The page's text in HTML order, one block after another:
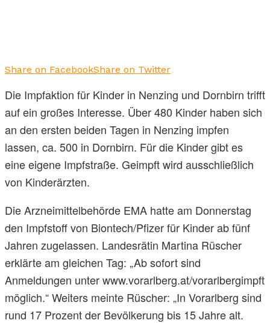
Share on FacebookShare on Twitter
Die Impfaktion für Kinder in Nenzing und Dornbirn trifft
auf ein großes Interesse. Über 480 Kinder haben sich
an den ersten beiden Tagen in Nenzing impfen
lassen, ca. 500 in Dornbirn. Für die Kinder gibt es
eine eigene Impfstraße. Geimpft wird ausschließlich
von Kinderärzten.
Die Arzneimittelbehörde EMA hatte am Donnerstag
den Impfstoff von Biontech/Pfizer für Kinder ab fünf
Jahren zugelassen. Landesrätin Martina Rüscher
erklärte am gleichen Tag: „Ab sofort sind
Anmeldungen unter www.vorarlberg.at/vorarlbergimpft
möglich.“ Weiters meinte Rüscher: „In Vorarlberg sind
rund 17 Prozent der Bevölkerung bis 15 Jahre alt.